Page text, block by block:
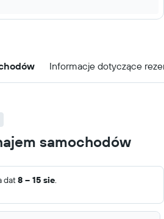
Informacje dotyczące
samochodów
dat8 – 15 sie.